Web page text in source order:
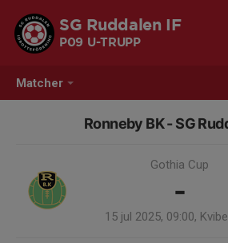
Matcher
SG Ruddalen IF
P09 U-TRUPP
Ronneby BK - SG
Gothia Cup
-
15 jul 2025, 09:00,